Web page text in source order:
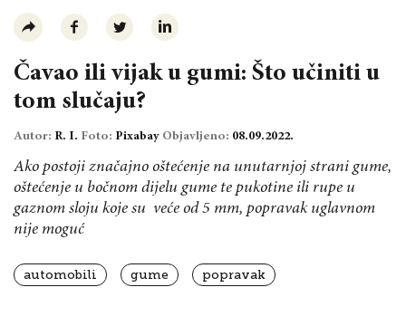
Čavao ili vijak u gumi: Što učiniti u
tom slučaju?
Autor: R. I. Foto: Pixabay Objavljeno: 08.09.2022.
Ako postoji značajno oštećenje na unutarnjoj strani gume,
oštećenje u bočnom dijelu gume te pukotine ili rupe u
gaznom sloju koje su veće od 5 mm, popravak uglavnom
nije moguć
automobili gume popravak